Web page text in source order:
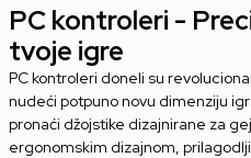
PC kontroleri -
tvoje igre
PC kontroleri doneli su
nudeći potpuno novu dimenziju
pronaći džojstike dizajnirane za
ergonomskim dizajnom,